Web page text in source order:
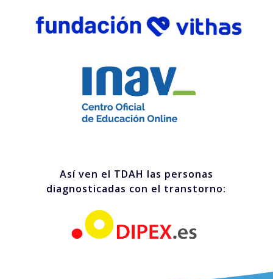
Así ven el TDAH las personas
diagnosticadas con el transtorno: